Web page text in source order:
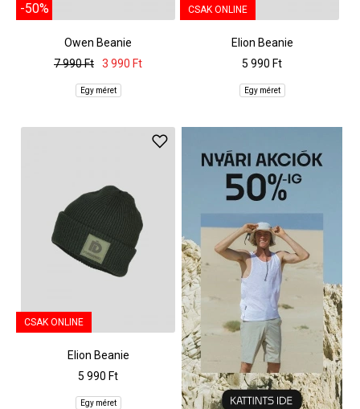
-50%
Owen Beanie
7 990 Ft
3 990 Ft
Egy méret
CSAK ONLINE
Elion Beanie
5 990 Ft
Egy méret
CSAK ONLINE
Elion Beanie
5 990 Ft
Egy méret